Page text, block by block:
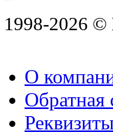
1998-2026
О
Обратная